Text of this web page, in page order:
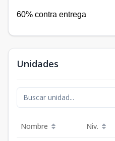
60% contra entrega
Unidades
Nombre Niv.